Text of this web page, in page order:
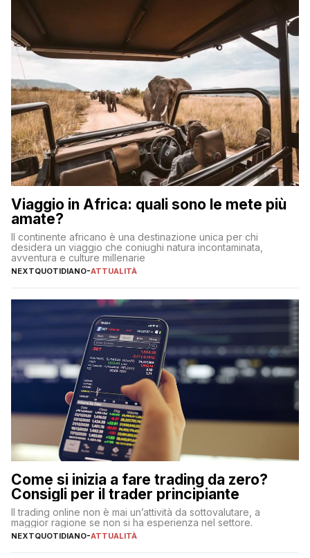
Viaggio in Africa: quali sono le mete più
amate?
Il continente africano è una destinazione unica per chi
desidera un viaggio che coniughi natura incontaminata,
avventura e culture millenarie
NEXTQUOTIDIANO-ATTUALITÀ
Come si inizia a fare trading da zero?
Consigli per il trader principiante
Il trading online non è mai un’attività da sottovalutare, a
maggior ragione se non si ha esperienza nel settore.
NEXTQUOTIDIANO-ATTUALITÀ